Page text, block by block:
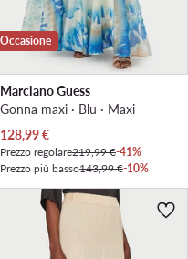
Occasione
Marciano Guess
Gonna maxi · Blu · Maxi
Prezzo attuale
128,99€
Prezzo regolare219,99 €-41%
Prezzo più basso143,99 €-10%